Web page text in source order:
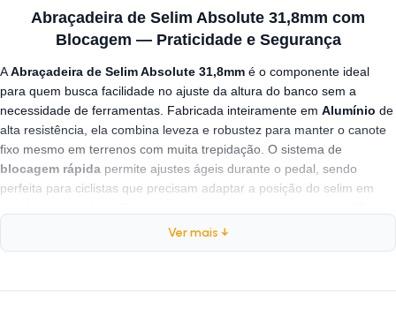
Abraçadeira de Selim Absolute 31,8mm com
Blocagem — Praticidade e Segurança
AAbraçadeira de Selim Absolute 31,8mm é o componente ideal
para quem busca facilidade no ajuste da altura do banco sem a
necessidade de ferramentas. Fabricada inteiramente em Alumínio de
alta resistência, ela combina leveza e robustez para manter o canote
fixo mesmo em terrenos com muita trepidação. O sistema de
blocagem rápida permite ajustes ágeis durante o pedal, sendo
perfeita para ciclistas que precisam adaptar a posição do selim em
, segura
e com o padrão de qualidade
Absolute
Ver mais ↓